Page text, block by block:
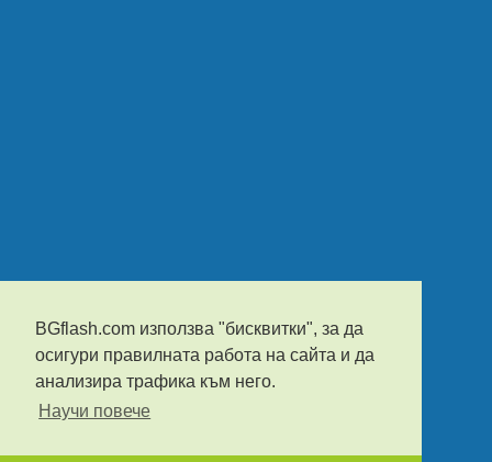
BGflash.com използва "бисквитки", за да
осигури правилната работа на сайта и да
анализира трафика към него.
Научи повече